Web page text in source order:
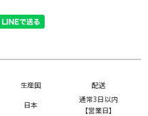
生産国
配送
日本
通常3日以内
【営業日】